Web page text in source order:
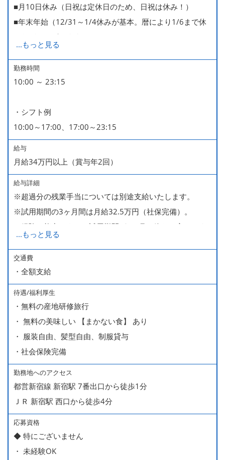
■月10日休み（日祝は定休日のため、日祝は休み！）
■年末年始（12/31～1/4休みが基本。暦により1/6まで休
みなどもございます）
■GW・お盆（暦通り）
■有給休暇
■慶弔休暇
率100％ ＊2023～2025年実績）
...もっと見る
勤務時間
10:00 ～ 23:15
・シフト例
10:00～17:00、17:00～23:15
給与
月給34万円以上（賞与年2回）
給与詳細
※超過分の残業手当については別途支給いたします。
※試用期間の3ヶ月間は月給32.5万円（社保完備）。
経験・能力により、試用期間が1ヶ月で終わる方もいま
す。
※上記月給には、一律支給のみなし残業手当（月65時間
分・10万円）を含んでいます。
■ 昇給（随時）
■ 賞与 年２回（夏・秋）約１ヶ月分
■ インセンティブ制度（月額約4万円～20万円）
＊店長・料理長候補・統括店長・統括料理長候補の場合
＜給与モデル＞
450万円／社員（20代・入社1年目・入籍予定のパートナ
ー持ち）
490万円／店長代理（20代・入社2年目・入社後に結婚。
ラブラブな新婚さん）
540万円／店長（20代・入社3年目・ 育休取得して、更に
...もっと見る
交通費
・全額支給
待遇/福利厚生
・無料の産地研修旅行
・ 無料の美味しい 【まかない食】 あり
・ 服装自由、髪型自由、制服貸与
・社会保険完備
勤務地へのアクセス
都営新宿線 新宿駅 7番出口から徒歩1分
ＪＲ 新宿駅 西口から徒歩4分
応募資格
◆ 特にございません
・ 未経験OK